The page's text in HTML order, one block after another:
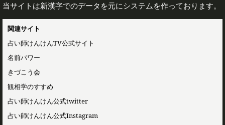
当サイトは新漢字でのデータを元にシステムを作っております。
関連サイト
占い師けんけんTV公式サイト
名前パワー
きづこう会
観相学のすすめ
占い師けんけん公式twitter
占い師けんけん公式Instagram